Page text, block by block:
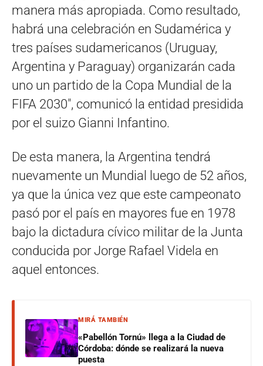
manera más apropiada. Como resultado,
habrá una celebración en Sudamérica y
tres países sudamericanos (Uruguay,
Argentina y Paraguay) organizarán cada
uno un partido de la Copa Mundial de la
FIFA 2030″, comunicó la entidad presidida
por el suizo Gianni Infantino.
De esta manera, la Argentina tendrá
nuevamente un Mundial luego de 52 años,
ya que la única vez que este campeonato
pasó por el país en mayores fue en 1978
bajo la dictadura cívico militar de la Junta
conducida por Jorge Rafael Videla en
aquel entonces.
MIRÁ TAMBIÉN
«Pabellón Tornú» llega a la Ciudad de
Córdoba: dónde se realizará la nueva
puesta